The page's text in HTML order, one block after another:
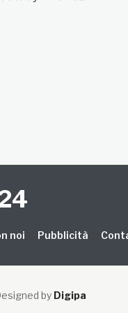
noi Pubblicità
by Digipa